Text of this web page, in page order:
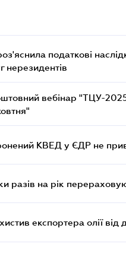
податкові
нерезидентів
вебінар "ТЦУ-
КВЕД у ЄДР не
разів на рік
експортера олії